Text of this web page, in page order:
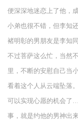
便深深地迷恋上了他，
小弟也很不错，但李知
褚明彰的男朋友是李知
不过菩萨这么忙，当然
里，不断的安慰自己当
看着这个人从云端坠落
可以实现心愿的机会了
事，就是约他的男神出